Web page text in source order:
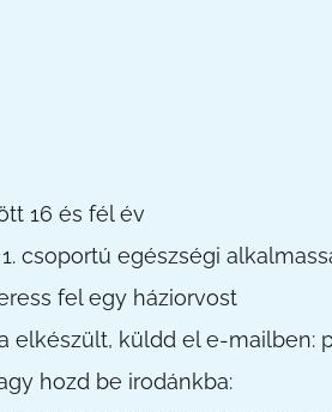
16 és fél év
1. csoportú egészségi
fel egy háziorvost
elkészült, küldd el e-mailben:
hozd be irodánkba: